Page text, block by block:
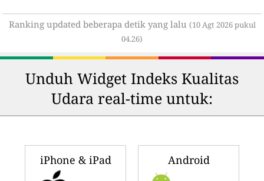
Ranking updated beberapa detik yang lalu (10 Agt 2026 pukul
04.26)
Unduh Widget Indeks Kualitas
Udara real-time untuk:
iPhone & iPad Android